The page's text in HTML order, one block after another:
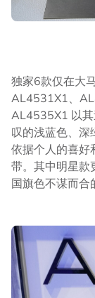
独家6款仅在大
AL4531X1、
AL4535X1 以其
叹的浅蓝色、深
依据个人的喜好
带。其中明星款
国旗色不谋而合